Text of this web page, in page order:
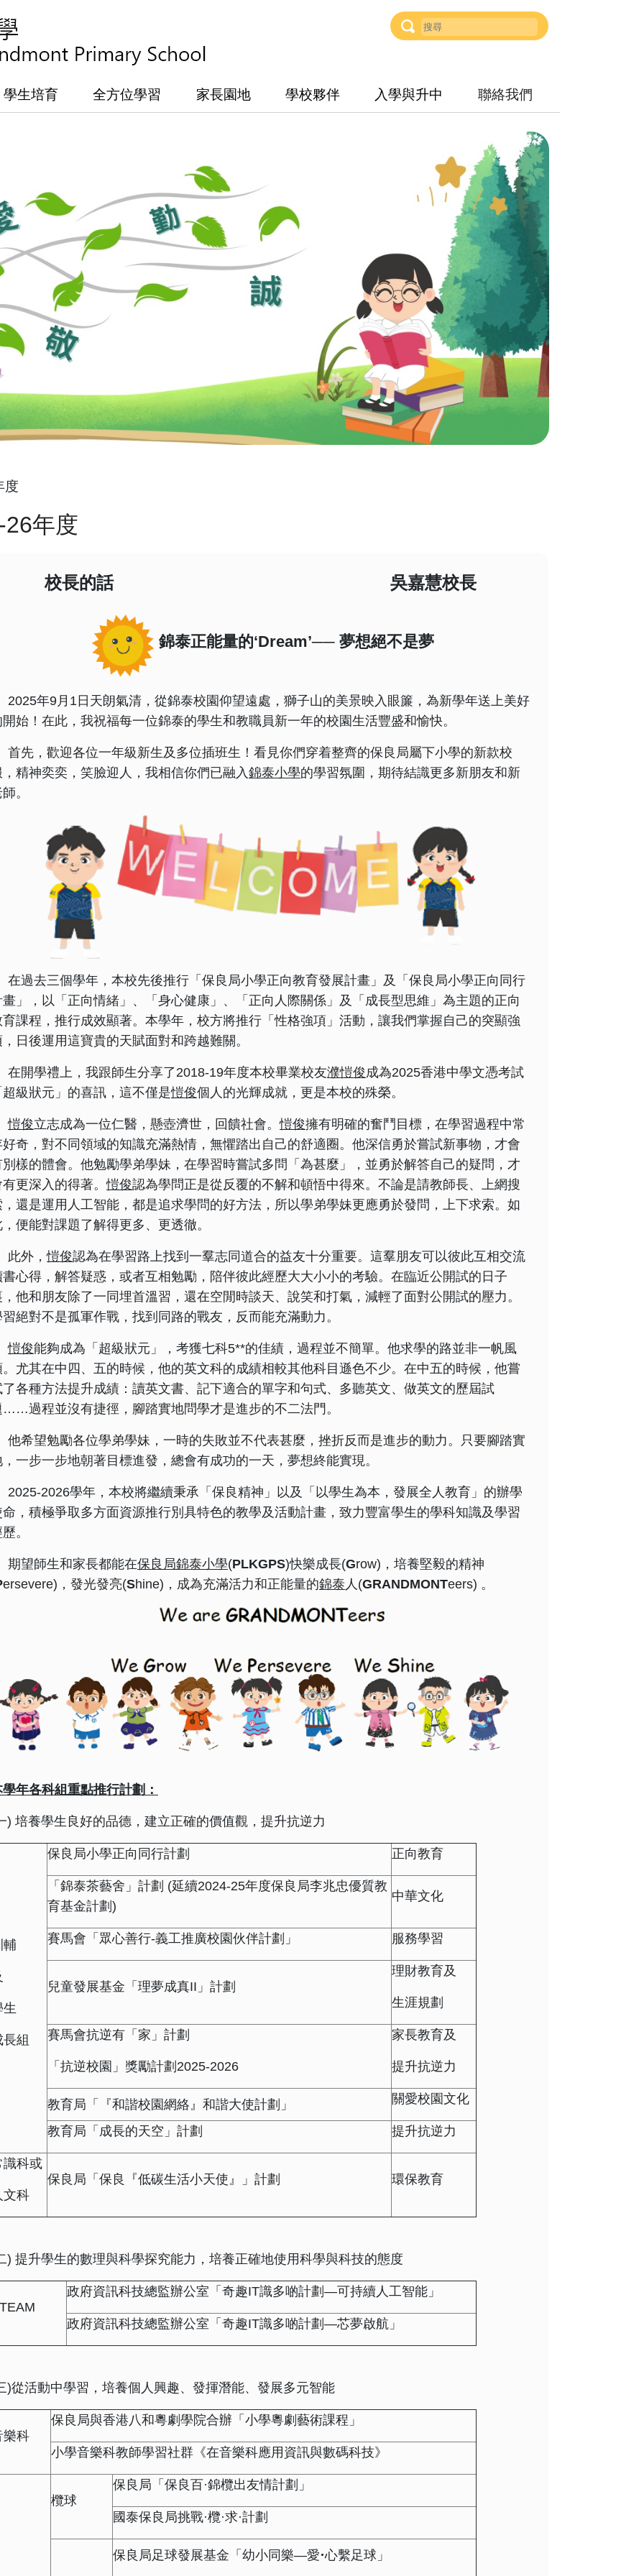
學生培育 全方位學習 家長園地 學校夥伴 入學與升中 聯絡我們
度
26年度
校長的話 吳嘉慧校長
錦泰正能量的‘Dream’── 夢想絕不是夢
年9月1日天朗氣清，從錦泰校園仰望遠處，獅子山的美景映入 眼簾，為新學年送上美好
開始！在此，我祝福每一位錦泰的學生和教職員新一年的校園生活豐盛和愉快。
先，歡迎各位一年級新生及多位插班生！看見你們穿着整齊的保良局屬下小學的新款校
，精神奕奕，笑臉迎人，我相信你們已融入錦泰小學的學習氛圍，期待結識更多新朋友和新
。
過去三個學年，本校先後推行「保良局小學正向教育發展計畫」及「保良局小學正向同行
畫」，以「正向情緒」、「身心健康」、「正向人際關係」及「成長型思維」為主題的正向
育課程，推行成效顯著。本學年，校方將推行「性格強項」活動，讓我們掌握自己的突顯強
，日後運用這寶貴的天賦面對和跨越難關。
開學禮上，我跟師生分享了2018-19年度本校畢業校友濮愷俊成為2025香港中學文憑考試
超級狀元」的喜訊，這不僅是愷俊個人的光輝成就，更是本校的殊榮。
愷俊立志成為一位仁醫，懸壺濟世，回饋社會。愷俊擁有明確的奮鬥目標，在學習過程中常
好奇，對不同領域的知識充滿熱情，無懼踏出自己的舒適圈。他深信勇於嘗試新事物，才會
別樣的體會。他勉勵學弟學妹，在學習時嘗試多問「為甚麼」，並勇於解答自己的疑問，才
有更深入的得著。愷俊認為學問正是從反覆的不解和頓悟中得來。不論是請教師長、上網搜
，還是運用人工智能，都是追求學問的好方法，所以學弟學妹更應勇於發問，上下求索。如
便能對課題了解得更多、更透徹。
外，愷俊認為在學習路上找到一羣志同道合的益友十分重要。這羣朋友可以彼此互相交流
書心得，解答疑惑，或者互相勉勵，陪伴彼此經歷大大小小的考驗。在臨近公開試的日子
，他和朋友除了一同埋首溫習，還在空閒時談天、說笑和打氣，減輕了面對公開試的壓力。
習絕對不是孤軍作戰，找到同路的戰友，反而能充滿動力。
愷俊能夠成為「超級狀元」，考獲七科5**的佳績，過程並不簡單。他求學的路並非一帆風
。尤其在中四、五的時候，他的英文科的成績相較其他科目遜色不少。在中五的時候，他嘗
了各種方法提升成績：讀英文書、記下適合的單字和句式、多聽英文、做英文的歷屆試
……過程並沒有捷徑，腳踏實地問學才是進步的不二法門。
希望勉勵各位學弟學妹，一時的失敗並不代表甚麼，挫折反而是進步的動力。只要腳踏實
，一步一步地朝著目標進發，總會有成功的一天，夢想終能實現。
2026學年，本校將繼續秉承「保良精神」以及「以學生為本，發展全人教育」的辦學
命，積極爭取多方面資源推行別具特色的教學及活動計畫，致力豐富學生的學科知識及學習
。
望師生和家長都能在保良局錦泰小學(PLKGPS)快樂成長(Grow)，培養堅毅的精神
ersevere)，發光發亮(Shine)，成為充滿活力和正能量的錦泰人(GRANDMONTeers) 。
學年各科組重點推行計劃：
) 培養學生良好的品德，建立正確的價值觀，提升抗逆力
輔
生
長組
保良局小學正向同行計劃 正向教育
「錦泰茶藝舍」計劃 (延續2024-25年度保良局李兆忠優質教
育基金計劃)
中華文化
賽馬會「眾心善行-義工推廣校園伙伴計劃」 服務學習
兒童發展基金「理夢成真II」計劃
理財教育及
生涯規劃
賽馬會抗逆有「家」計劃
「抗逆校園」獎勵計劃2025-2026
家長教育及
提升抗逆力
教育局「『和諧校園網絡』和諧大使計劃」 關愛校園文化
教育局「成長的天空」計劃 提升抗逆力
識科或
文科
保良局「保良『低碳生活小天使』」計劃 環保教育
) 提升學生的數理與科學探究能力，培養正確地使用科學與科技的態度
政府資訊科技總監辦公室「奇趣IT識多啲計劃—可持續人工智能」
政府資訊科技總監辦公室「奇趣IT識多啲計劃—芯夢啟航」
)從活動中學習，培養個人興趣、發揮潛能、發展多元智能
樂科
保良局與香港八和粵劇學院合辦「小學粵劇藝術課程」
小學音樂科教師學習社群《在音樂科應用資訊與數碼科技》
欖球
保良局「保良百·錦欖出友情計劃」
國泰保良局挑戰·欖·求·計劃
保良局足球發展基金「幼小同樂—愛‧心繫足球」